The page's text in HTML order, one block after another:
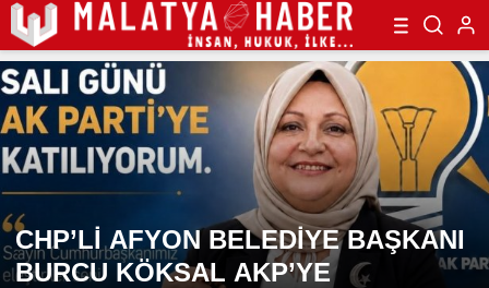
CHP’Lİ AFYON BELEDİYE BAŞKANI
BURCU KÖKSAL AKP’YE